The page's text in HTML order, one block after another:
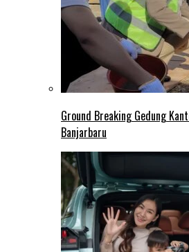
Ground Breaking Gedung
Banjarbaru